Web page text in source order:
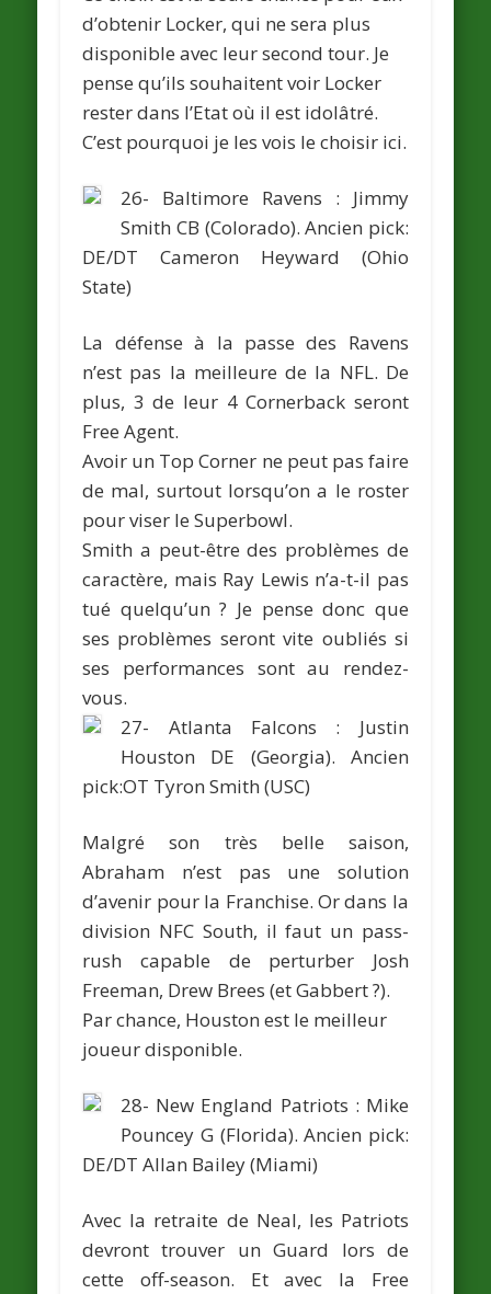
d’obtenir Locker, qui ne sera plus
disponible avec leur second tour. Je
pense qu’ils souhaitent voir Locker
rester dans l’Etat où il est idolâtré.
C’est pourquoi je les vois le choisir ici.
26- Baltimore Ravens : Jimmy
Smith CB (Colorado).Ancien pick:
DE/DTCameron Heyward (Ohio
State)
La défense à la passe des Ravens
n’est pas la meilleure de la NFL. De
plus, 3 de leur 4 Cornerback seront
Free Agent.
Avoir un Top Corner ne peut pas faire
de mal, surtout lorsqu’on a le roster
pour viser le Superbowl.
Smith a peut-être des problèmes de
caractère, mais Ray Lewis n’a-t-il pas
tué quelqu’un ? Je pense donc que
ses problèmes seront vite oubliés si
ses performances sont au rendez-
vous.
27- Atlanta Falcons : Justin
Houston DE (Georgia). Ancien
pick:OT Tyron Smith (USC)
Malgré son très belle saison,
Abraham n’est pas une solution
d’avenir pour la Franchise. Or dans la
division NFC South, il faut un pass-
rush capable de perturber Josh
Freeman, Drew Brees (et Gabbert ?).
Par chance, Houston est le meilleur
joueur disponible.
28- New England Patriots : Mike
Pouncey G (Florida).Ancien pick:
DE/DTAllan Bailey(Miami)
Avec la retraite de Neal, les Patriots
devront trouver un Guard lors de
cette off-season. Et avec la Free